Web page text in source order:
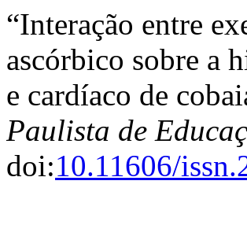
“Interação entre
ascórbico sobre a
e cardíaco de
Paulista de
doi:10.11606/